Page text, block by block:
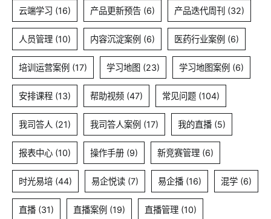
云端学习 (16) 产品更新预告 (6) 产品迭代周刊 (32)
人员管理 (10) 内容沉淀案例 (6) 医药行业案例 (6)
培训运营案例 (17) 学习地图 (23) 学习地图案例 (6)
安排课程 (13) 帮助视频 (47) 常见问题 (104)
我司答人 (21) 我司答人案例 (17) 我的直播 (5)
报表中心 (10) 操作手册 (9) 新竞赛管理 (6)
时光易培 (44) 易企悦读 (7) 易企播 (16) 混学 (6)
直播 (31) 直播案例 (19) 直播管理 (10)